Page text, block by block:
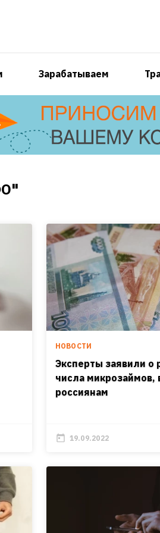
Зарабатываем
НОВОСТИ
Эксперты заявили о
числа
россиянам
19.09.2022